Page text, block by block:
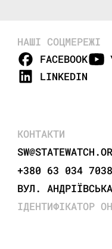
НАШІ СОЦМЕРЕЖІ
FACEBOOK
LINKEDIN
КОНТАКТИ
+380 63 034 7038
ВУЛ.
ІДЕНТИФІКАТОР